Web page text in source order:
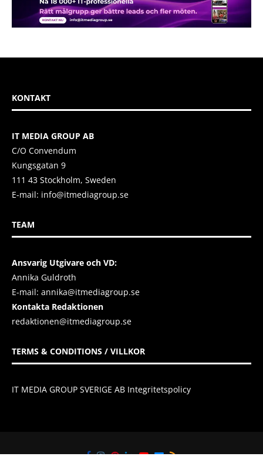
KONTAKT
IT MEDIA GROUP AB
C/O Convendum
Kungsgatan 9
111 43 Stockholm, Sweden
E-mail: info@itmediagroup.se
TEAM
Ansvarig Utgivare och VD:
Annika Guldroth
E-mail: annika@itmediagroup.se
Kontakta Redaktionen
redaktionen@itmediagroup.se
TERMS & CONDITIONS / VILLKOR
IT MEDIA GROUP SVERIGE AB Integritetspolicy